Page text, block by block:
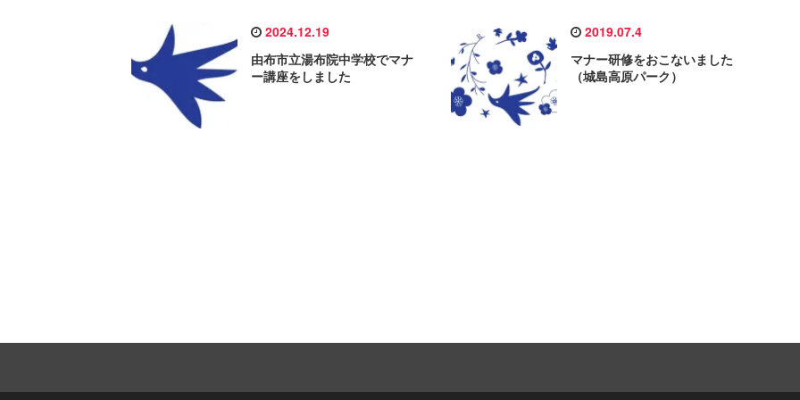
2024.12.19
由布市立湯布院中学校でマナ
ー講座をしました
2019.07.4
マナー研修をおこないました
（城島高原パーク）